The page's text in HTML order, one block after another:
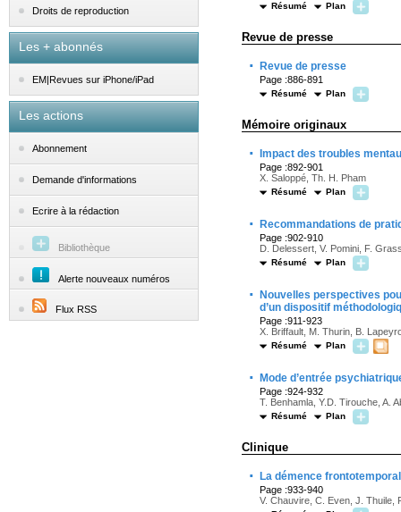
Droits de reproduction
Les + abonnés
EM|Revues sur iPhone/iPad
Les actions
Abonnement
Demande d'informations
Ecrire à la rédaction
Bibliothèque
Alerte nouveaux numéros
Flux RSS
Résumé Plan
Revue de presse
· Revue de presse
Page :886-891
Résumé Plan
Mémoire originaux
· Impact des troubles
Page :892-901
X. Saloppé, Th. H. Pham
Résumé Plan
· Recommandations de
Page :902-910
D. Delessert, V. Pomini, F.
Résumé Plan
·
Nouvelles perspectives
d’un dispositif
Page :911-923
X. Briffault, M. Thurin, B.
Résumé Plan
· Mode d’entrée
Page :924-932
T. Benhamla, Y.D. Tirouche, A.
Résumé Plan
Clinique
· La démence
Page :933-940
V. Chauvire, C. Even, J. Thuile,